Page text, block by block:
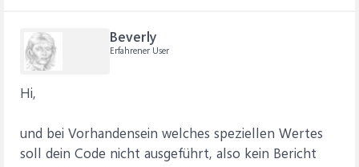
Beverly
Erfahrener User
Hi,
und bei Vorhandensein welches speziellen Wertes
soll dein Code nicht ausgeführt, also kein Bericht